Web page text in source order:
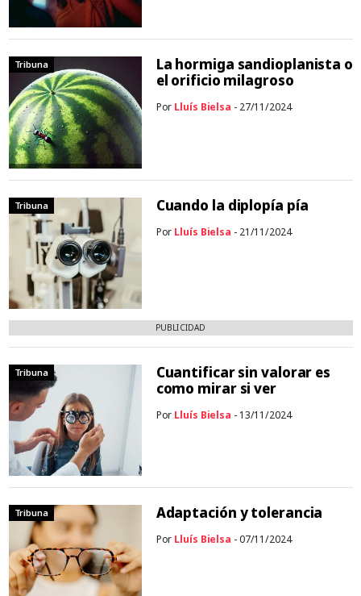
Tribuna
La hormiga sandioplanista o
el orificio milagroso
Por Lluís Bielsa - 27/11/2024
Tribuna Cuando la diplopía pía
Por Lluís Bielsa - 21/11/2024
PUBLICIDAD
Tribuna
Cuantificar sin valorar es
como mirar si ver
Por Lluís Bielsa - 13/11/2024
Tribuna Adaptación y tolerancia
Por Lluís Bielsa - 07/11/2024